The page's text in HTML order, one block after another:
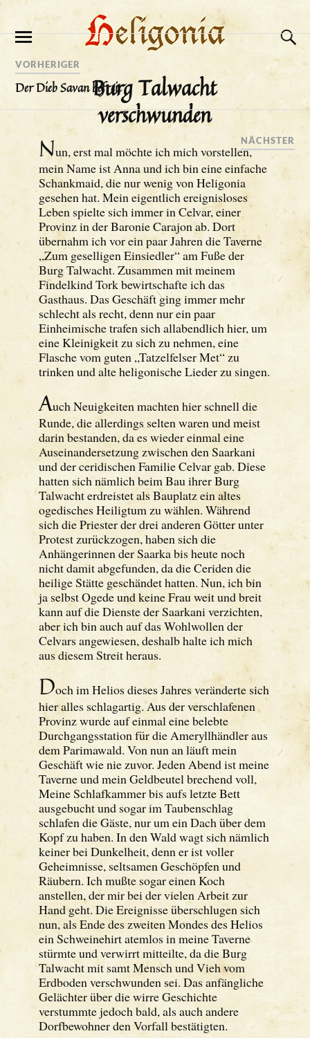
Burg Talwacht
verschwunden
Nun, erst mal möchte ich mich vorstellen,
mein Name ist Anna und ich bin eine einfache
Schankmaid, die nur wenig von Heligonia
gesehen hat. Mein eigentlich ereignisloses
Leben spielte sich immer in Celvar, einer
Provinz in der Baronie Carajon ab. Dort
übernahm ich vor ein paar Jahren die Taverne
„Zum geselligen Einsiedler“ am Fuße der
Burg Talwacht. Zusammen mit meinem
Findelkind Tork bewirtschafte ich das
Gasthaus. Das Geschäft ging immer mehr
schlecht als recht, denn nur ein paar
Einheimische trafen sich allabendlich hier, um
eine Kleinigkeit zu sich zu nehmen, eine
Flasche vom guten „Tatzelfelser Met“ zu
trinken und alte heligonische Lieder zu singen.
Auch Neuigkeiten machten hier schnell die
Runde, die allerdings selten waren und meist
darin bestanden, da es wieder einmal eine
Auseinandersetzung zwischen den Saarkani
und der ceridischen Familie Celvar gab. Diese
hatten sich nämlich beim Bau ihrer Burg
Talwacht erdreistet als Bauplatz ein altes
ogedisches Heiligtum zu wählen. Während
sich die Priester der drei anderen Götter unter
Protest zurückzogen, haben sich die
Anhängerinnen der Saarka bis heute noch
nicht damit abgefunden, da die Ceriden die
heilige Stätte geschändet hatten. Nun, ich bin
ja selbst Ogede und keine Frau weit und breit
kann auf die Dienste der Saarkani verzichten,
aber ich bin auch auf das Wohlwollen der
Celvars angewiesen, deshalb halte ich mich
aus diesem Streit heraus.
Doch im Helios dieses Jahres veränderte sich
hier alles schlagartig. Aus der verschlafenen
Provinz wurde auf einmal eine belebte
Durchgangsstation für die Ameryllhändler aus
dem Parimawald. Von nun an läuft mein
Geschäft wie nie zuvor. Jeden Abend ist meine
Taverne und mein Geldbeutel brechend voll,
Meine Schlafkammer bis aufs letzte Bett
ausgebucht und sogar im Taubenschlag
schlafen die Gäste, nur um ein Dach über dem
Kopf zu haben. In den Wald wagt sich nämlich
keiner bei Dunkelheit, denn er ist voller
Geheimnisse, seltsamen Geschöpfen und
Räubern. Ich mußte sogar einen Koch
anstellen, der mir bei der vielen Arbeit zur
Hand geht. Die Ereignisse überschlugen sich
nun, als Ende des zweiten Mondes des Helios
ein Schweinehirt atemlos in meine Taverne
stürmte und verwirrt mitteilte, da die Burg
Talwacht mit samt Mensch und Vieh vom
Erdboden verschwunden sei. Das anfängliche
Gelächter über die wirre Geschichte
verstummte jedoch bald, als auch andere
Dorfbewohner den Vorfall bestätigten.
VORHERIGER
Der Dieb Savan befreit
NÄCHSTER